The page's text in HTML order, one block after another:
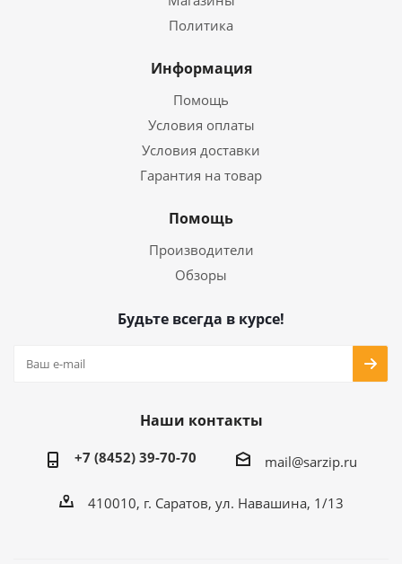
Политика
Информация
Помощь
Условия оплаты
Условия доставки
Гарантия на товар
Помощь
Производители
Обзоры
Будьте всегда в курсе!
Наши контакты
+7 (8452) 39-70-70 mail@sarzip.ru
410010, г. Саратов, ул. Навашина, 1/13